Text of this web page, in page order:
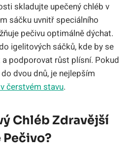
skladujte upečený chléb v
sáčku uvnitř speciálního
pečivu optimálně dýchat.
igelitových sáčků, kde by se
podporovat růst plísní. Pokud
dvou dnů, je nejlepším
čerstvém stavu.
Chléb Zdravější
Pečivo?